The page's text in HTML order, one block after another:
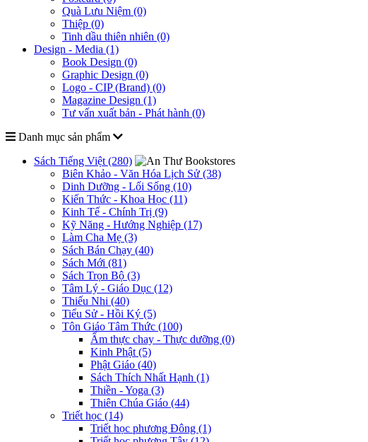
Quà Lưu Niệm (0)
Thiệp (0)
Tinh dầu thiên nhiên (0)
Design - Media (1)
Book Design (0)
Graphic Design (0)
Logo - CIP (Brand) (0)
Magazine Design (1)
Tư vấn xuất bản - Phát hành (0)
Danh mục sản phẩm
Sách Tiếng Việt (280)
Biên Khảo - Văn Hóa Lịch Sử (38)
Dinh Dưỡng - Lối Sống (10)
Kiến Thức - Khoa Học (11)
Kinh Tế - Chính Trị (9)
Kỹ Năng - Hướng Nghiệp (17)
Làm Cha Mẹ (3)
Sách Bán Chạy (40)
Sách Mới (81)
Sách Trọn Bộ (3)
Tâm Lý - Giáo Dục (12)
Thiếu Nhi (40)
Tiểu Sử - Hồi Ký (5)
Tôn Giáo Tâm Thức (100)
Ẩm thực chay - Thực dưỡng (0)
Kinh Phật (5)
Phật Giáo (40)
Sách Thích Nhất Hạnh (1)
Thiền - Yoga (3)
Thiên Chúa Giáo (44)
Triết học (14)
Triết học phương Đông (1)